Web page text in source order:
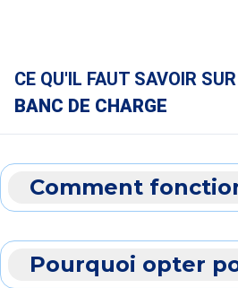
CE QU'IL FAUT SAVOIR SUR
BANC DE CHARGE
Comment
Pourquoi opter